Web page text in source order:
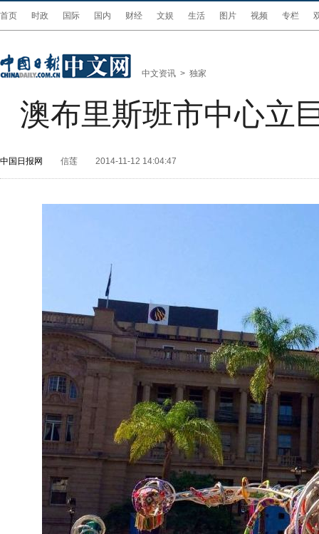
首页 时政 国际 国内 财经 文娱 生活 图片 视频 专栏
中文资讯 > 独家
澳布里斯班市中心立
中国日报网 信莲 2014-11-12 14:04:47